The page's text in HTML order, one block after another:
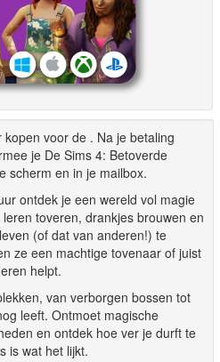
voor de . Na je betaling
je De Sims 4: Betoverde
scherm en in je mailbox.
ontdek je een wereld vol magie
toveren, drankjes brouwen en
(of dat van anderen!) te
ze een machtige tovenaar of juist
helpt.
van verborgen bossen tot
leeft. Ontmoet magische
en ontdek hoe ver je durft te
is wat het lijkt.